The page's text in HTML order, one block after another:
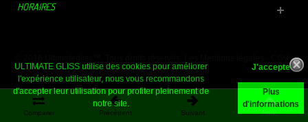
ULTIMATE GLISS utilise des cookies pour améliorer
l'expérience utilisateur, nous vous recommandons
d'accepter leur utilisation pour profiter pleinement de
notre site.
Plus
d'informations
HORAIRES
-
Paiement sécurisé-Livraison
Comparer Précédent Suivant Haut